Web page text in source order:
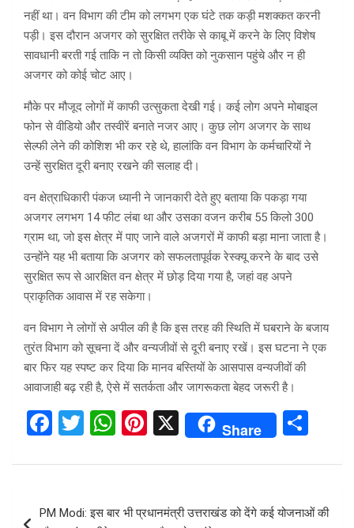
नहीं था। वन विभाग की टीम को लगभग एक घंटे तक कड़ी मशक्कत करनी
पड़ी। इस दौरान अजगर को सुरक्षित तरीके से काबू में करने के लिए विशेष
सावधानी बरती गई ताकि न तो किसी व्यक्ति को नुकसान पहुंचे और न ही
अजगर को कोई चोट आए।
मौके पर मौजूद लोगों में काफी उत्सुकता देखी गई। कई लोग अपने मोबाइल
फोन से वीडियो और तस्वीरें बनाते नजर आए। कुछ लोग अजगर के साथ
सेल्फी लेने की कोशिश भी कर रहे थे, हालांकि वन विभाग के कर्मचारियों ने
उन्हें सुरक्षित दूरी बनाए रखने की सलाह दी।
वन क्षेत्राधिकारी पंकज ध्यानी ने जानकारी देते हुए बताया कि पकड़ा गया
अजगर लगभग 14 फीट लंबा था और उसका वजन करीब 55 किलो 300
ग्राम था, जो इस क्षेत्र में पाए जाने वाले अजगरों में काफी बड़ा माना जाता है।
उन्होंने यह भी बताया कि अजगर को सफलतापूर्वक रेस्क्यू करने के बाद उसे
सुरक्षित रूप से आरक्षित वन क्षेत्र में छोड़ दिया गया है, जहां वह अपने
प्राकृतिक आवास में रह सकेगा।
वन विभाग ने लोगों से अपील की है कि इस तरह की स्थिति में घबराने के बजाय
तुरंत विभाग को सूचना दें और वन्यजीवों से दूरी बनाए रखें। इस घटना ने एक
बार फिर यह स्पष्ट कर दिया कि मानव बस्तियों के आसपास वन्यजीवों की
आवाजाही बढ़ रही है, ऐसे में सतर्कता और जागरूकता बेहद जरूरी है।
F
ce
T
tt
W
at
Pi
er
es
X Share
ar
e
PM Modi: इस बार भी प्रधानमंत्री उत्तराखंड को देंगे कई योजनाओं की